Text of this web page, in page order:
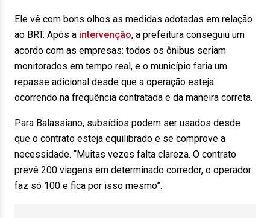
Ele vê com bons olhos as medidas adotadas em relação
ao BRT. Após a intervenção, a prefeitura conseguiu um
acordo com as empresas: todos os ônibus seriam
monitorados em tempo real, e o município faria um
repasse adicional desde que a operação esteja
ocorrendo na frequência contratada e da maneira correta.
Para Balassiano, subsídios podem ser usados desde
que o contrato esteja equilibrado e se comprove a
necessidade. “Muitas vezes falta clareza. O contrato
prevê 200 viagens em determinado corredor, o operador
faz só 100 e fica por isso mesmo”.